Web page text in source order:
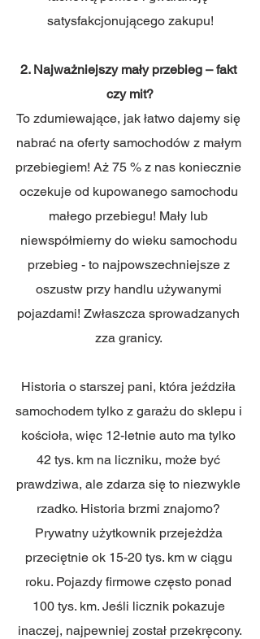
satysfakcjonującego zakupu!
2. Najważniejszy mały przebieg – fakt
czy mit?
To zdumiewające, jak łatwo dajemy się
nabrać na oferty samochodów z małym
przebiegiem! Aż 75 % z nas koniecznie
oczekuje od kupowanego samochodu
małego przebiegu! Mały lub
niewspółmierny do wieku samochodu
przebieg - to najpowszechniejsze z
oszustw przy handlu używanymi
pojazdami! Zwłaszcza sprowadzanych
zza granicy.
Historia o starszej pani, która jeździła
samochodem tylko z garażu do sklepu i
kościoła, więc 12-letnie auto ma tylko
42 tys. km na liczniku, może być
prawdziwa, ale zdarza się to niezwykle
rzadko. Historia brzmi znajomo?
Prywatny użytkownik przejeżdża
przeciętnie ok 15-20 tys. km w ciągu
roku. Pojazdy firmowe często ponad
100 tys. km. Jeśli licznik pokazuje
inaczej, najpewniej został przekręcony.